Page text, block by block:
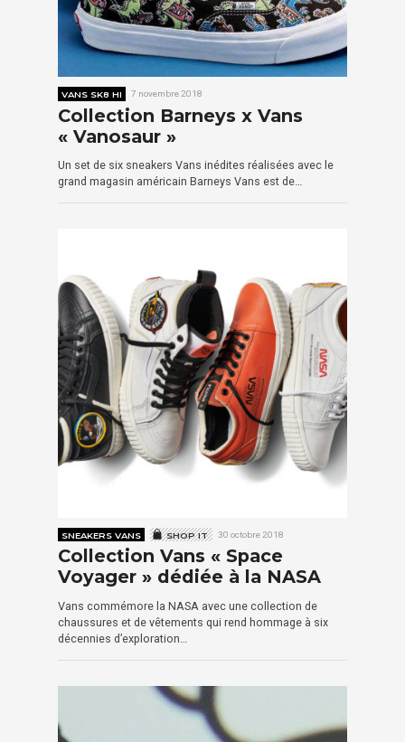
VANS SK8 HI 7 novembre 2018
Collection Barneys x Vans
« Vanosaur »
Un set de six sneakers Vans inédites réalisées avec le
grand magasin américain Barneys Vans est de…
SNEAKERS VANS SHOP IT 30 octobre 2018
Collection Vans « Space
Voyager » dédiée à la NASA
Vans commémore la NASA avec une collection de
chaussures et de vêtements qui rend hommage à six
décennies d’exploration…